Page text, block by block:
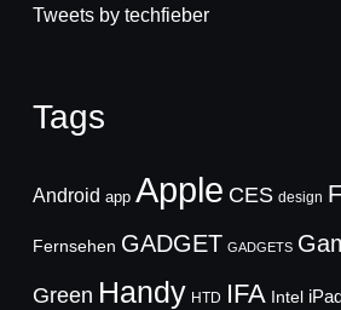
Tweets by techfieber
Tags
Android app Apple CES design
Fernsehen GADGET GADGETS
Green Handy HTD IFA Intel